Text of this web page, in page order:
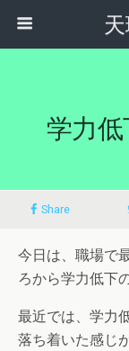
学力低
Share
今日は、職場で
ろから学力低下
最近では、学力
落ち着いた感じ